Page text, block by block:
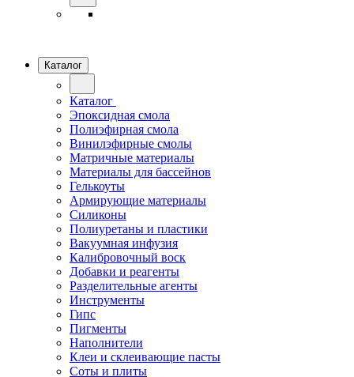
Каталог
Каталог
Эпоксидная смола
Полиэфирная смола
Винилэфирные смолы
Матричные материалы
Материалы для бассейнов
Гелькоуты
Армирующие материалы
Силиконы
Полиуретаны и пластики
Вакуумная инфузия
Калибровочный воск
Добавки и реагенты
Разделительные агенты
Инструменты
Гипс
Пигменты
Наполнители
Клеи и склеивающие пасты
Соты и плиты